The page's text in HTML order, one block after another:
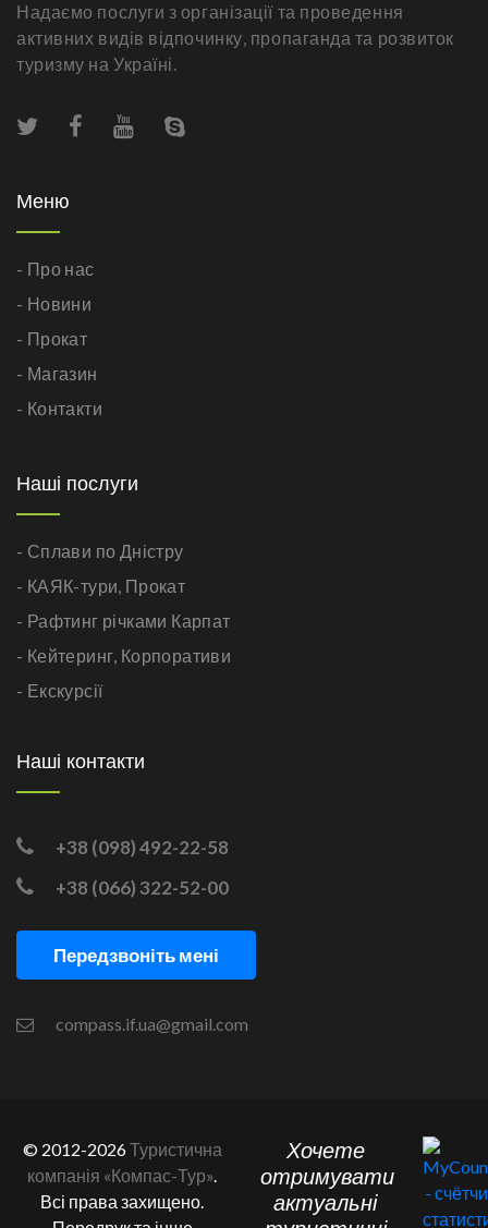
Надаємо послуги з організації та проведення
активних видів відпочинку, пропаганда та розвиток
туризму на Україні.
Меню
- Про нас
- Новини
- Прокат
- Магазин
- Контакти
Наші послуги
- Сплави по Дністру
- КАЯК-тури, Прокат
- Рафтинг річками Карпат
- Кейтеринг, Корпоративи
- Екскурсії
Наші контакти
+38 (098) 492-22-58
+38 (066) 322-52-00
Передзвоніть мені
compass.if.ua@gmail.com
© 2012-2026Туристична
компанія «Компас-Тур».
Всі права захищено.
Хочете
отримувати
актуальні